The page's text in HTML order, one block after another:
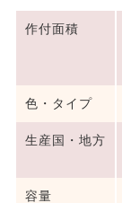
作付面積
色・タイプ
生産国・地方
容量